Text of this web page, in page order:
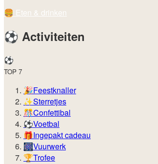
🍔️ Eten & drinken
⚽️ Activiteiten
⚽️
TOP 7
🎉Feestknaller
✨Sterretjes
🎊Confettibal
⚽Voetbal
🎁Ingepakt cadeau
🎆Vuurwerk
🏆Trofee